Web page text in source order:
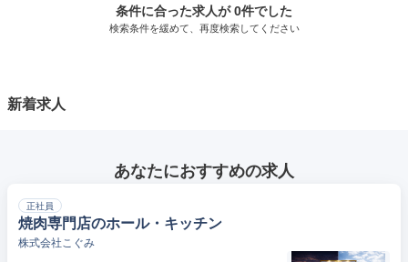
条件に合った求人が 0件でした
検索条件を緩めて、再度検索してください
新着求人
あなたにおすすめの求人
正社員
焼肉専門店のホール・キッチン
株式会社こぐみ